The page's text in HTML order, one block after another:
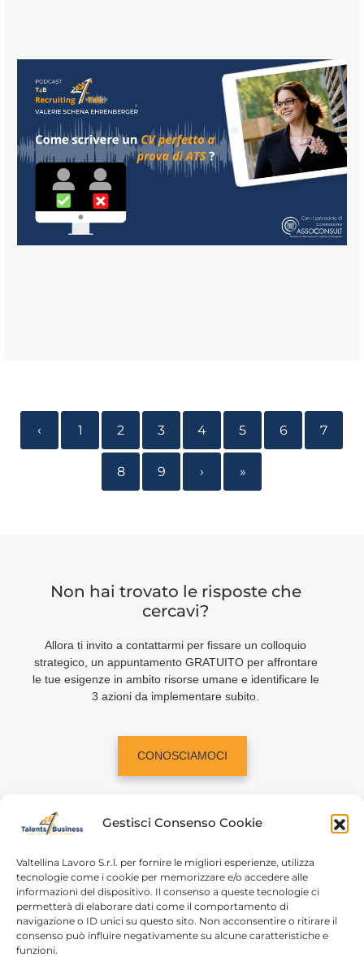
Gestisci Consenso Cookie
Valtellina Lavoro S.r.l. per fornire le migliori esperienze, utilizza
tecnologie come i cookie per memorizzare e/o accedere alle
informazioni del dispositivo. Il consenso a queste tecnologie ci
permetterà di elaborare dati come il comportamento di
navigazione o ID unici su questo sito. Non acconsentire o ritirare il
consenso può influire negativamente su alcune caratteristiche e
funzioni.
‹ 1 2 3 4 5 6 7
8 9 › »
Non hai trovato le risposte che
cercavi?
Allora ti invito a contattarmi per fissare un colloquio
strategico, un appuntamento GRATUITO per affrontare
le tue esigenze in ambito risorse umane e identificare le
3 azioni da implementare subito.
CONOSCIAMOCI
Home
Login
Chi siamo
Conosciamoci